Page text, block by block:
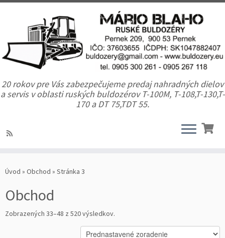
20 rokov pre Vás zabezpečujeme predaj nahradných dielov
a servis v oblasti ruských buldozérov T-100M, T-108,T-130,T-
170 a DT 75,TDT 55.
Úvod » Obchod » Stránka 3
Obchod
Zobrazených 33–48 z 520 výsledkov.